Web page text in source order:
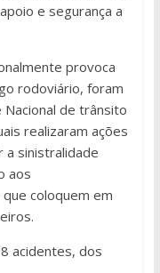
e segurança a
provoca
rodoviário, foram
de trânsito
realizaram ações
sinistralidade
aos
coloquem em
acidentes, dos